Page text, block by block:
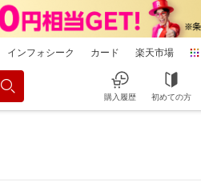
インフォシーク カード 楽天市場
購入履歴 初めての方